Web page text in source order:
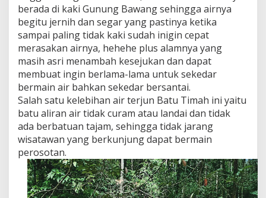
berada di kaki Gunung Bawang sehingga airnya
begitu jernih dan segar yang pastinya ketika
sampai paling tidak kaki sudah inigin cepat
merasakan airnya, hehehe plus alamnya yang
masih asri menambah kesejukan dan dapat
membuat ingin berlama-lama untuk sekedar
bermain air bahkan sekedar bersantai.
Salah satu kelebihan air terjun Batu Timah ini yaitu
batu aliran air tidak curam atau landai dan tidak
ada berbatuan tajam, sehingga tidak jarang
wisatawan yang berkunjung dapat bermain
perosotan.